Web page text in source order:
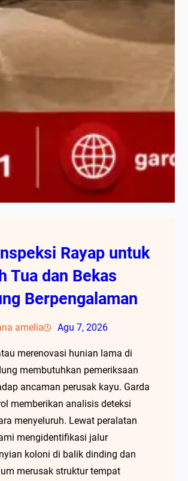
Rayap untuk
Tua dan Bekas
Berpengalaman
amelia Agu 7, 2026
merenovasi hunian lama di
membutuhkan pemeriksaan
ancaman perusak kayu. Garda
memberikan analisis deteksi
menyeluruh. Lewat peralatan
mengidentifikasi jalur
koloni di balik dinding dan
merusak struktur tempat